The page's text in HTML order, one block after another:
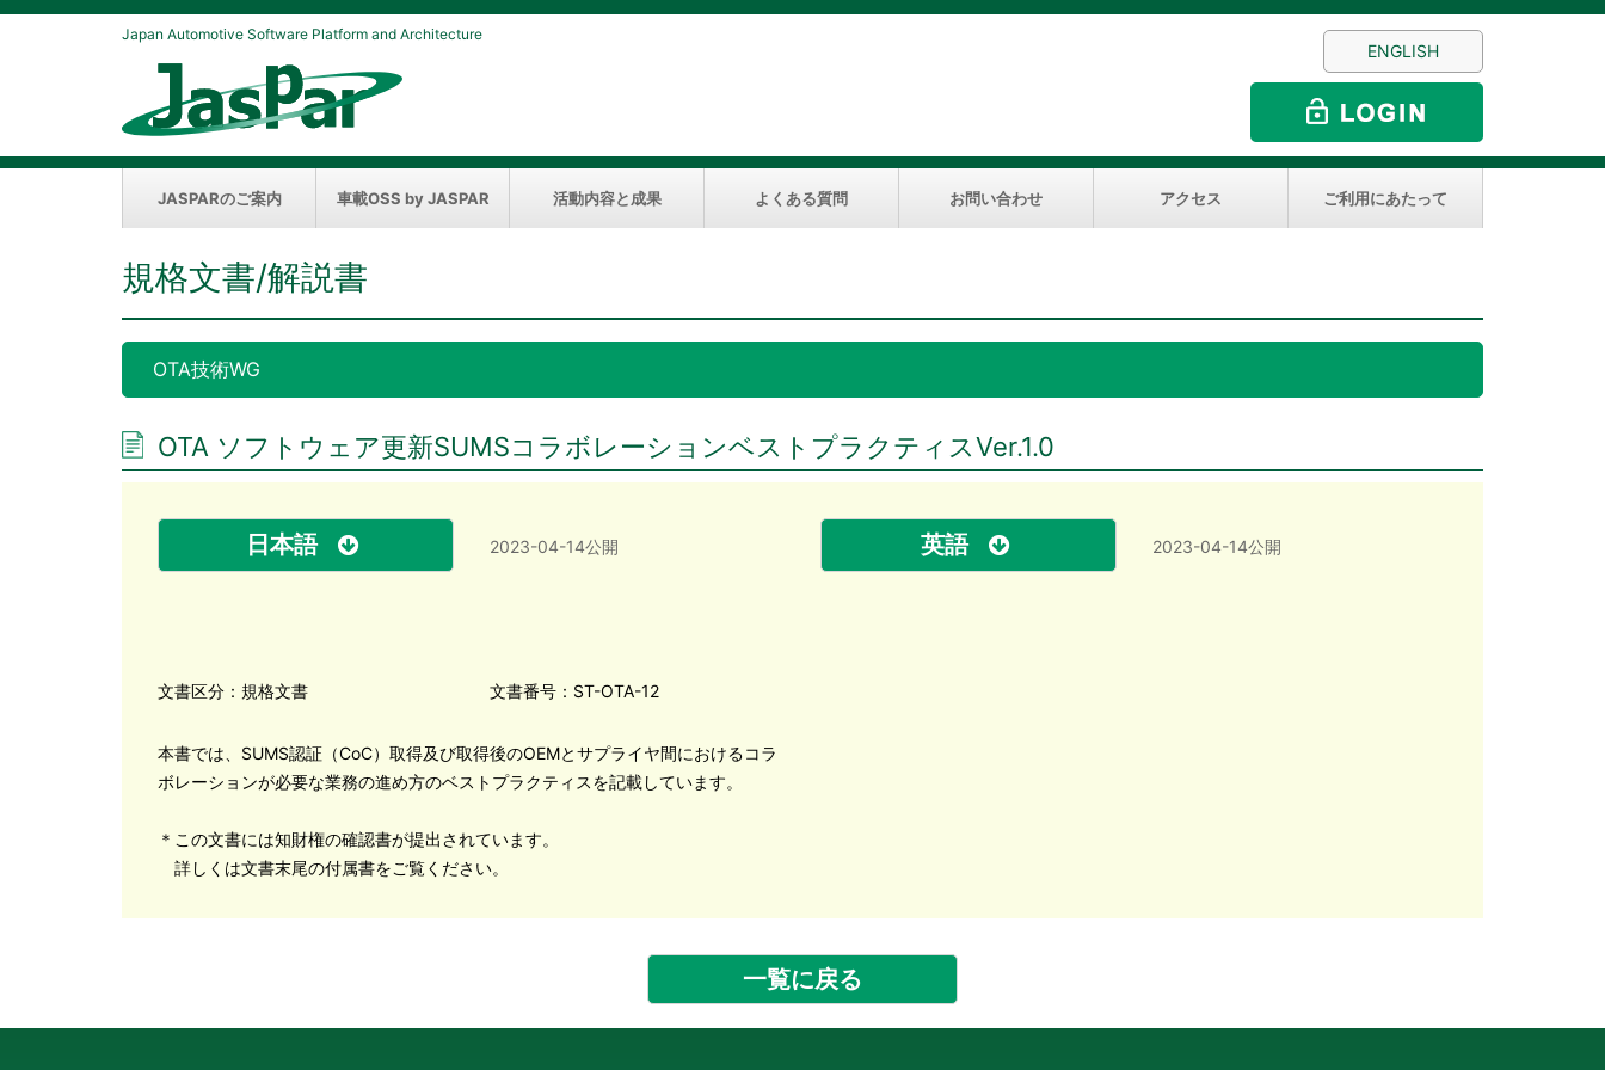
Japan Automotive Software Platform and Architecture
ENGLISH
JASPARのご案内 車載OSS by JASPAR 活動内容と成果 よくある質問 お問い合わせ アクセス ご利用にあたって
規格文書/解説書
OTA技術WG
OTA ソフトウェア更新SUMSコラボレーションベストプラクティスVer.1.0
日本語 2023-04-14公開 英語 2023-04-14公開
文書区分：規格文書 文書番号：ST-OTA-12
本書では、SUMS認証（CoC）取得及び取得後のOEMとサプライヤ間におけるコラ
ボレーションが必要な業務の進め方のベストプラクティスを記載しています。
＊この文書には知財権の確認書が提出されています。
詳しくは文書末尾の付属書をご覧ください。
一覧に戻る